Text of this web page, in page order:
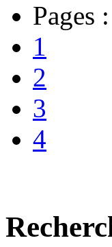
Pages :
1
2
3
4